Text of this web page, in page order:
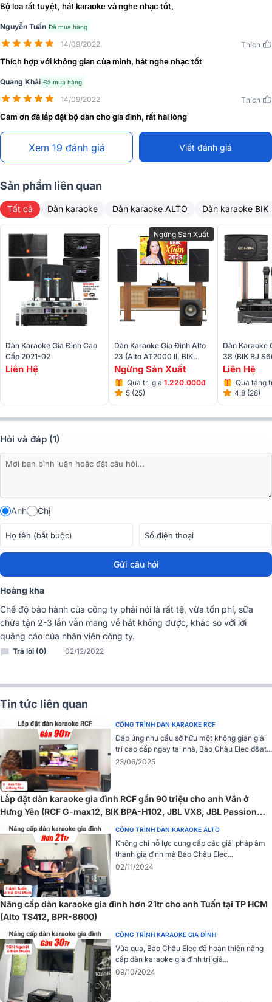
Là dòng loa 3 đường tiếng, với 5 loa, 1 loa bass 30cm - 2 loa mid
10cm - 2 loa treble 7.7 cm nên loa karaoke BIK BJ-S968 hội tụ đầy
đủ các dải âm: thấp, trung bình, cao, cho âm thanh rõ ràng, chi tiết
trong và mượt mà nhất.
Với mức công suất trung bình là 300W, đạt cực đại 650W mang tới
nhạc của bạn.
CÓ THỂ BẠN QUAN TÂM :
Loa karaoke BIK BJ-S968 sử dụng cho hát karaoke nghe nhạc
đều hay.
Cục đẩy công suất King House D2A-800
Cục đẩy công suất King House D2A-800 là thiết bị âm thanh với
kiểu dáng hình hộp chữ nhật nhỏ gọn và màu sắc sang trọng, lý
Thiết kế với 2 kênh riêng biệt, thiết bị cung cấp công suất mạnh mẽ
2400W/CH x1 (Bridge 8Ω), đảm bảo âm thanh ra loa chắc tiếng nhờ
chỉ số Damping Factor cao trên 250.
Mạch khuếch đại Class H bền bỉ và tiết kiệm năng lượng cùng với
dải tần rộng từ 20Hz đến 20KHz giúp thiết bị phù hợp với nhiều thể
loại âm thanh. Cục đẩy có độ méo tiếng cực thấp và bộ lọc nhiễu
CHI TIẾT VỀ SẢN PHẨM :
>>Cục Đẩy Công Suất King House D2A-800
kênh thích hợp cho việc hát karaoke, đáp ứng mọi hoạt động giải trí.
Vang số BKSound X6 Luxury
Vang số BKSound X6 Luxury thiết kế mới mẻ cùng công nghệ xử lý
được phát triển và tối ưu để phù hợp với nhu cầu của các dàn
karaoke chuyên nghiệp, mang đến cho người dùng những trải
nghiệm giải trí tuyệt hảo.
Sử dụng chip Analog Devices ADSP-21571 năm dòng ADI mới nhất
và bộ xử lý DSP lõi kép tốc độ cao 64 bit với các đặc tính dải tần
Bộ loa rất tuyệt, hát karaoke và nghe nhạc tốt,
Nguyễn Tuấn Đã mua hàng
14/09/2022 Thích
Thích hợp với không gian của mình, hát nghe nhạc tốt
Quang Khải Đã mua hàng
14/09/2022 Thích
Cảm ơn đã lắp đặt bộ dàn cho gia đình, rất hài lòng
Xem 19 đánh giá Viết đánh giá
Sản phẩm liên quan
Tất cả Dàn karaoke Dàn karaoke ALTO Dàn karaoke BIK
Dàn Karaoke Gia Đình Cao
Cấp 2021-02
Liên Hệ
Ngừng Sản Xuất
Dàn Karaoke Gia Đình Alto
23 (Alto AT2000 II, BIK
VM620A, BKSound KP500,
SW612 MK II, BJ-U500II)
Ngừng Sản Xuất
Quà trị giá1.220.000đ
5 (25)
Dàn Karaoke
38 (BIK BJ
MZ46,
BCE U900
Liên Hệ
Quà tặng
450.000đ
4.8 (28)
Hỏi và đáp (1)
Anh Chị
Gửi câu hỏi
Hoàng kha
Chế độ bảo hành của công ty phải nói là rất tệ, vừa tốn phí, sữa
chữa tận 2-3 lần vẫn mang về hát không được, khác so với lời
quãng cáo của nhân viên công ty.
Trả lời (0) 02/12/2022
Tin tức liên quan
CÔNG TRÌNH DÀN KARAOKE RCF
Đáp ứng nhu cầu sở hữu một không gian giải
trí cao cấp ngay tại nhà, Bảo Châu Elec đ&at...
23/06/2025
Lắp đặt dàn karaoke gia đình RCF gần 90 triệu cho anh Văn ở
Hưng Yên (RCF G-max12, BIK BPA-H102, JBL VX8, JBL Passion
12SP, BIK BJ-U500II,...)
CÔNG TRÌNH DÀN KARAOKE ALTO
Không chỉ nỗ lực cung cấp các giải pháp âm
thanh gia đình mà Bảo Châu Elec...
02/11/2024
Nâng cấp dàn karaoke gia đình hơn 21tr cho anh Tuấn tại TP HCM
(Alto TS412, BPR-8600)
CÔNG TRÌNH KARAOKE GIA ĐÌNH
Vừa qua, Bảo Châu Elec đã hoàn thiện nâng
cấp dàn karaoke gia đình trị giá...
09/10/2024